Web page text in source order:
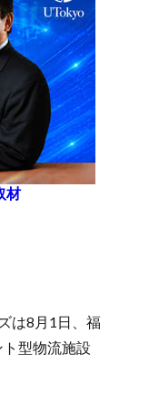
材
は8月1日、福
型物流施設